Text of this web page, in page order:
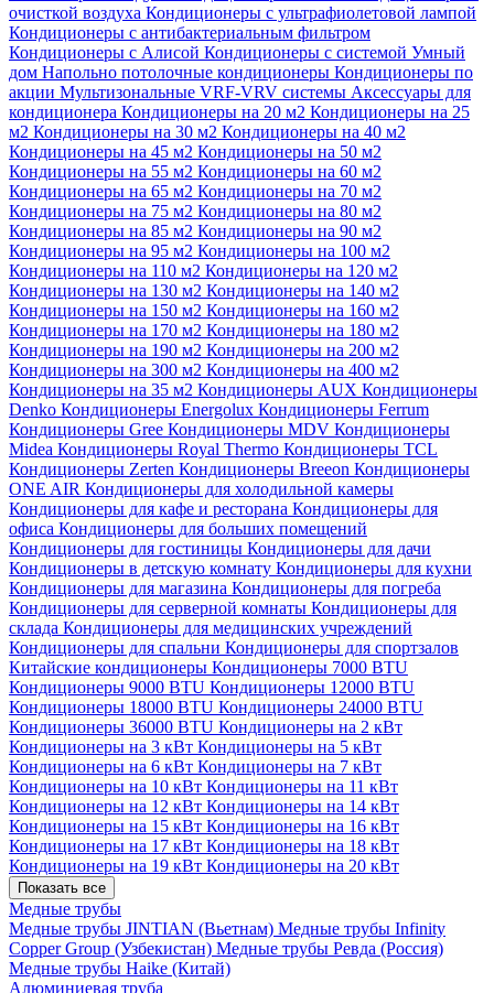
очисткой воздуха Кондиционеры с ультрафиолетовой лампой
Кондиционеры с антибактериальным фильтром
Кондиционеры с Алисой Кондиционеры с системой Умный
дом Напольно потолочные кондиционеры Кондиционеры по
акции Мультизональные VRF-VRV системы Аксессуары для
кондиционера Кондиционеры на 20 м2 Кондиционеры на 25
м2 Кондиционеры на 30 м2 Кондиционеры на 40 м2
Кондиционеры на 45 м2 Кондиционеры на 50 м2
Кондиционеры на 55 м2 Кондиционеры на 60 м2
Кондиционеры на 65 м2 Кондиционеры на 70 м2
Кондиционеры на 75 м2 Кондиционеры на 80 м2
Кондиционеры на 85 м2 Кондиционеры на 90 м2
Кондиционеры на 95 м2 Кондиционеры на 100 м2
Кондиционеры на 110 м2 Кондиционеры на 120 м2
Кондиционеры на 130 м2 Кондиционеры на 140 м2
Кондиционеры на 150 м2 Кондиционеры на 160 м2
Кондиционеры на 170 м2 Кондиционеры на 180 м2
Кондиционеры на 190 м2 Кондиционеры на 200 м2
Кондиционеры на 300 м2 Кондиционеры на 400 м2
Кондиционеры на 35 м2 Кондиционеры AUX Кондиционеры
Denko Кондиционеры Energolux Кондиционеры Ferrum
Кондиционеры Gree Кондиционеры MDV Кондиционеры
Midea Кондиционеры Royal Thermo Кондиционеры TCL
Кондиционеры Zerten Кондиционеры Breeon Кондиционеры
ONE AIR Кондиционеры для холодильной камеры
Кондиционеры для кафе и ресторана Кондиционеры для
офиса Кондиционеры для больших помещений
Кондиционеры для гостиницы Кондиционеры для дачи
Кондиционеры в детскую комнату Кондиционеры для кухни
Кондиционеры для магазина Кондиционеры для погреба
Кондиционеры для серверной комнаты Кондиционеры для
склада Кондиционеры для медицинских учреждений
Кондиционеры для спальни Кондиционеры для спортзалов
Китайские кондиционеры Кондиционеры 7000 BTU
Кондиционеры 9000 BTU Кондиционеры 12000 BTU
Кондиционеры 18000 BTU Кондиционеры 24000 BTU
Кондиционеры 36000 BTU Кондиционеры на 2 кВт
Кондиционеры на 3 кВт Кондиционеры на 5 кВт
Кондиционеры на 6 кВт Кондиционеры на 7 кВт
Кондиционеры на 10 кВт Кондиционеры на 11 кВт
Кондиционеры на 12 кВт Кондиционеры на 14 кВт
Кондиционеры на 15 кВт Кондиционеры на 16 кВт
Кондиционеры на 17 кВт Кондиционеры на 18 кВт
Кондиционеры на 19 кВт Кондиционеры на 20 кВт
Показать все
Медные трубы
Медные трубы JINTIAN (Вьетнам) Медные трубы Infinity
Copper Group (Узбекистан) Медные трубы Ревда (Россия)
Медные трубы Haike (Китай)
Алюминиевая труба